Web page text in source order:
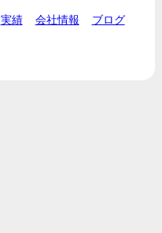
実績 会社情報 ブログ